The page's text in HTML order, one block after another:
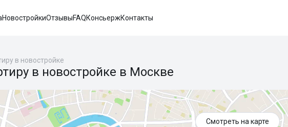
НовостройкиОтзывыFAQКонсьержКонтакты
в новостройке
в новостройке в Москве
Смотреть на карте